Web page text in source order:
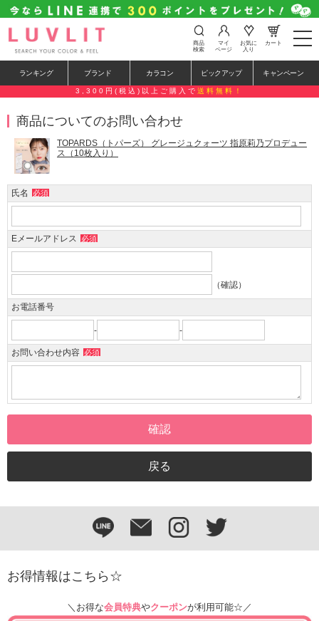
t
o
e
n
g
o
商品
検索
マイ
ページ
お気に
入り
カート
ランキング ブランド カラコン ピックアップ キャンペーン
3,300円(税込)以上ご購入で 送料無料！
商品についてのお問い合わせ
TOPARDS（トパーズ） グレージュクォーツ 指原莉乃プロデュー
ス（10枚入り）
氏名 必須
Eメールアドレス 必須
（確認）
お電話番号
- -
お問い合わせ内容 必須
お得情報はこちら☆
＼お得な会員特典やクーポンが利用可能☆／